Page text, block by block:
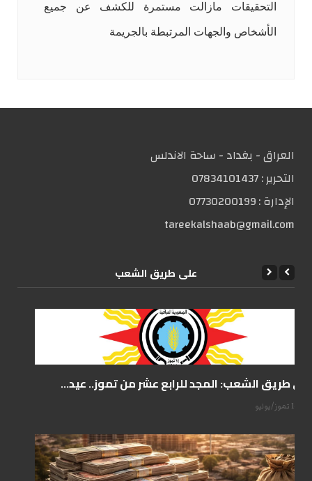
التحقيقات مازالت مستمرة للكشف عن جميع
الأشخاص والجهات المرتبطة بالجريمة
العراق - بغداد - ساحة الاندلس
التحریر :07834101437
الإدارة :07730200199
tareekalshaab@gmail.com
علی طریق الشعب
على طريق الشعب: المجد للرابع عشر من تموز.. عيد...
14 تموز/يوليو